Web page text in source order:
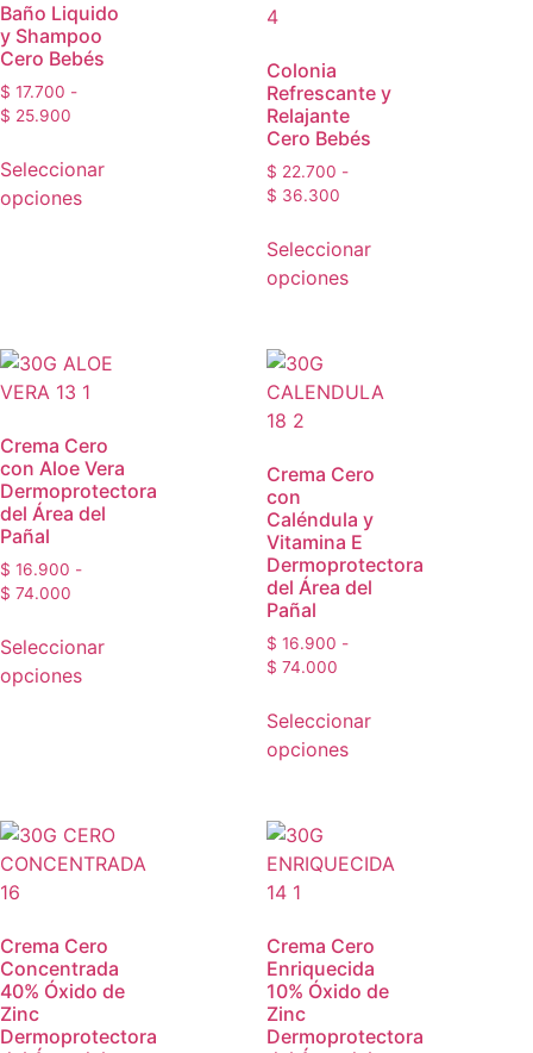
Baño Liquido
y Shampoo
Cero Bebés
$ 17.700 -
$ 25.900
Seleccionar
opciones
Colonia
Refrescante y
Relajante
Cero Bebés
$ 22.700 -
$ 36.300
Seleccionar
opciones
Crema Cero
con Aloe Vera
Dermoprotectora
del Área del
Pañal
$ 16.900 -
$ 74.000
Seleccionar
opciones
Crema Cero
con
Caléndula y
Vitamina E
Dermoprotectora
del Área del
Pañal
$ 16.900 -
$ 74.000
Seleccionar
opciones
Crema Cero
Concentrada
40% Óxido de
Zinc
Dermoprotectora
Crema Cero
Enriquecida
10% Óxido de
Zinc
Dermoprotectora